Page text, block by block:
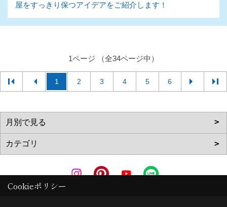
屋をすっきり保つアイデアをご紹介します！
1ページ （全34ページ中）
1 2 3 4 5 6
Cookieポリシー